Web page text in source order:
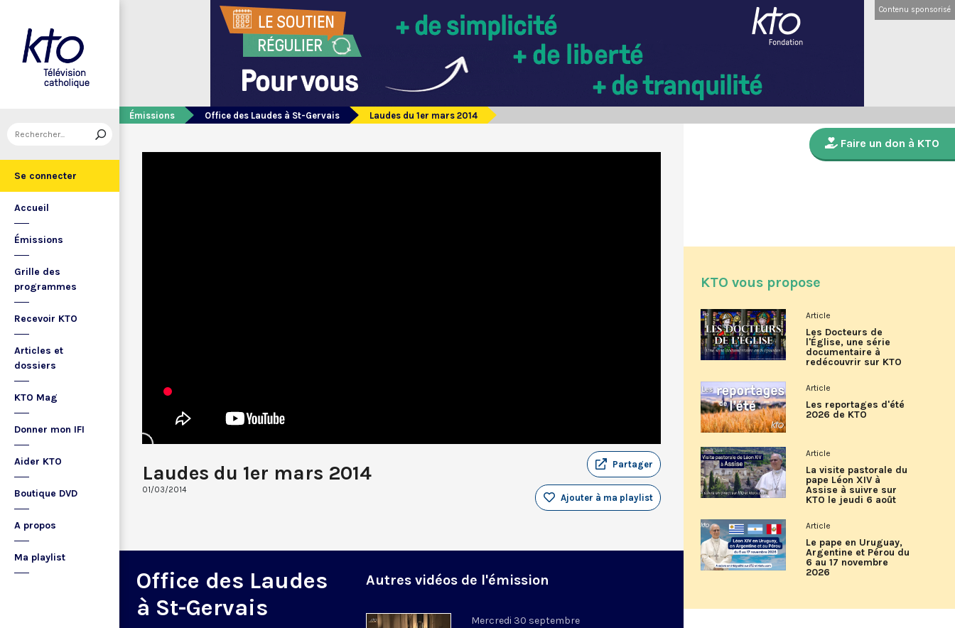
Se connecter
Accueil
Émissions
Grille des
programmes
Recevoir KTO
Articles et
dossiers
KTO Mag
Donner mon IFI
Aider KTO
Boutique DVD
A propos
Ma playlist
Contenu sponsorisé
Émissions Office des Laudes à St-Gervais Laudes du 1er mars 2014
Laudes du 1er mars 2014
01/03/2014
Partager
Ajouter à ma playlist
Office des Laudes
à St-Gervais
Autres vidéos de l'émission
Mercredi 30 septembre
Faire un don à KTO
KTO vous propose
Article
Les Docteurs de
l'Église, une série
documentaire à
redécouvrir sur KTO
Article
Les reportages d'été
2026 de KTO
Article
La visite pastorale du
pape Léon XIV à
Assise à suivre sur
KTO le jeudi 6 août
Article
Le pape en Uruguay,
Argentine et Pérou du
6 au 17 novembre
2026